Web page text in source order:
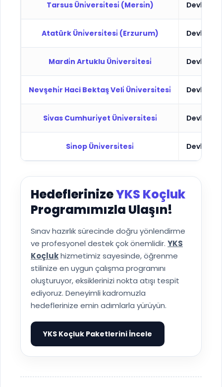
Tarsus Üni̇versi̇tesi̇ (Mersi̇n) Devlet
Atatürk Üni̇versi̇tesi̇ (Erzurum) Devlet
Mardi̇n Artuklu Üni̇versi̇tesi̇ Devlet
Nevşehi̇r Haci Bektaş Veli̇ Üni̇versi̇tesi̇ Devlet
Si̇vas Cumhuri̇yet Üni̇versi̇tesi̇ Devlet
Si̇nop Üni̇versi̇tesi̇ Devlet
HedeflerinizeYKS Koçluk
Programımızla Ulaşın!
Sınav hazırlık sürecinde doğru yönlendirme
ve profesyonel destek çok önemlidir. YKS
Koçlukhizmetimiz sayesinde, öğrenme
stilinize en uygun çalışma programını
oluşturuyor, eksiklerinizi nokta atışı tespit
ediyoruz. Deneyimli kadromuzla
hedeflerinize emin adımlarla yürüyün.
YKS Koçluk Paketlerini İncele
▶